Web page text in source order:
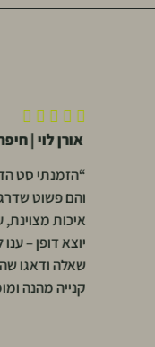
מבד בוקלה
הסלון.
מיוחד ושירות
על כל
בזמן. חוויית